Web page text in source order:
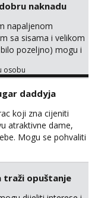
naknadu
napaljenom
sa sisama i velikom
pozeljno) mogu i
trazim neku koja
dobijes odmah na
da se javljaju one
parkinzima,
osobu
daddyja
koji zna cijeniti
atraktivne dame,
Mogu se pohvaliti
njegovanom
grudi su broj 4,a
prava top
druženje je moj
traži opuštanje